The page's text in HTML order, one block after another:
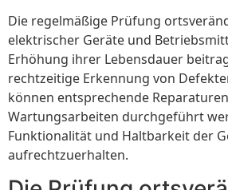
Die regelmäßige Prüfung
elektrischer Geräte und
Erhöhung ihrer Lebensdauer
rechtzeitige Erkennung von
können entsprechende
Wartungsarbeiten durchgeführt
Funktionalität und Haltbarkeit der
aufrechtzuerhalten.